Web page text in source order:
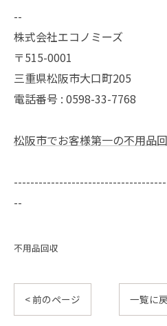
--
株式会社エコノミーズ
〒515-0001
三重県松阪市大口町205
電話番号 : 0598-33-7768
松阪市でお客様第一の不用品
--
不用品回収
< 前のページ 一覧に